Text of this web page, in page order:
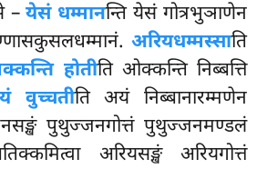
–येसं धम्मानन्ति येसं गोत्रभुञाणेन
अरियधम्मस्साति
होतीति ओक्कन्ति निब्बत्ति
वुच्चतीति अयं निब्बानारम्मणेन
पुथुज्जनगोत्तं पुथुज्जनमण्डलं
अरियसङ्खं अरियगोत्तं